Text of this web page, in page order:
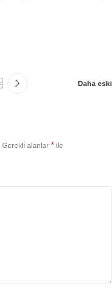
Daha eski
Gerekli alanlar * ile